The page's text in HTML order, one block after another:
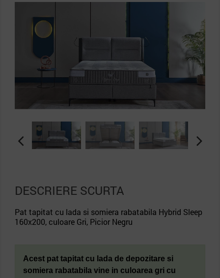
DESCRIERE SCURTA
Pat tapitat cu lada si somiera rabatabila Hybrid Sleep
160x200, culoare Gri, Picior Negru
Acest pat tapitat cu lada de depozitare si
somiera rabatabila vine in culoarea gri cu